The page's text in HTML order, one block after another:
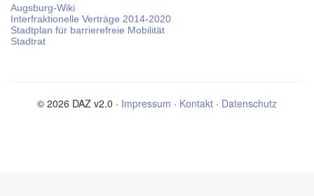
Augsburg-Wiki
Interfraktionelle Verträge 2014-2020
Stadtplan für barrierefreie Mobilität
Stadtrat
© 2026 DAZ v2.0 · Impressum · Kontakt · Datenschutz